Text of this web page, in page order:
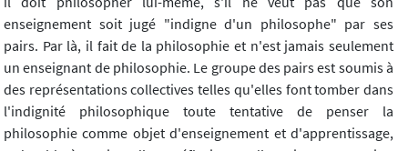
enseignement soit jugé "indigne d'un philosophe" par ses
pairs. Par là, il fait de la philosophie et n'est jamais seulement
un enseignant de philosophie. Le groupe des pairs est soumis à
des représentations collectives telles qu'elles font tomber dans
l'indignité philosophique toute tentative de penser la
philosophie comme objet d'enseignement et d'apprentissage,